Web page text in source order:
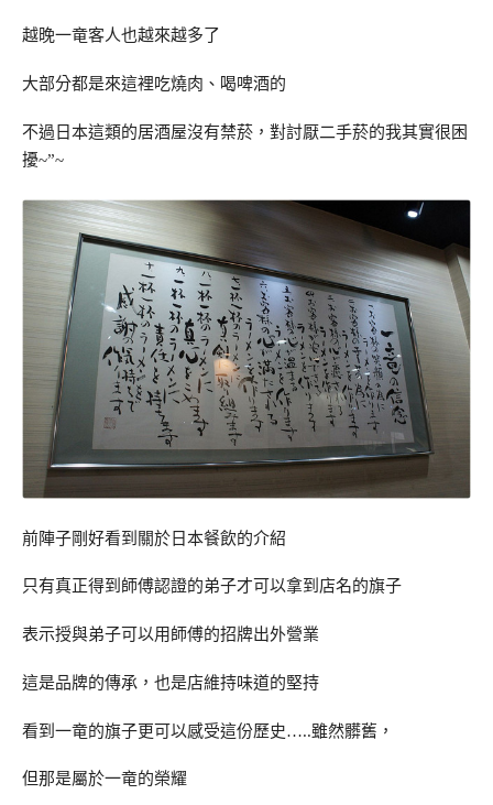
越晚一竜客人也越來越多了
大部分都是來這裡吃燒肉、喝啤酒的
不過日本這類的居酒屋沒有禁菸，對討厭二手菸的我其實很困
擾~”~
前陣子剛好看到關於日本餐飲的介紹
只有真正得到師傅認證的弟子才可以拿到店名的旗子
表示授與弟子可以用師傅的招牌出外營業
這是品牌的傳承，也是店維持味道的堅持
看到一竜的旗子更可以感受這份歷史…..雖然髒舊，
但那是屬於一竜的榮耀